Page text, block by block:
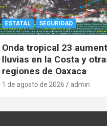
ESTATAL SEGURIDAD
Onda tropical 23
lluvias en la Costa y
regiones de Oaxaca
1 de agosto de 2026 admin